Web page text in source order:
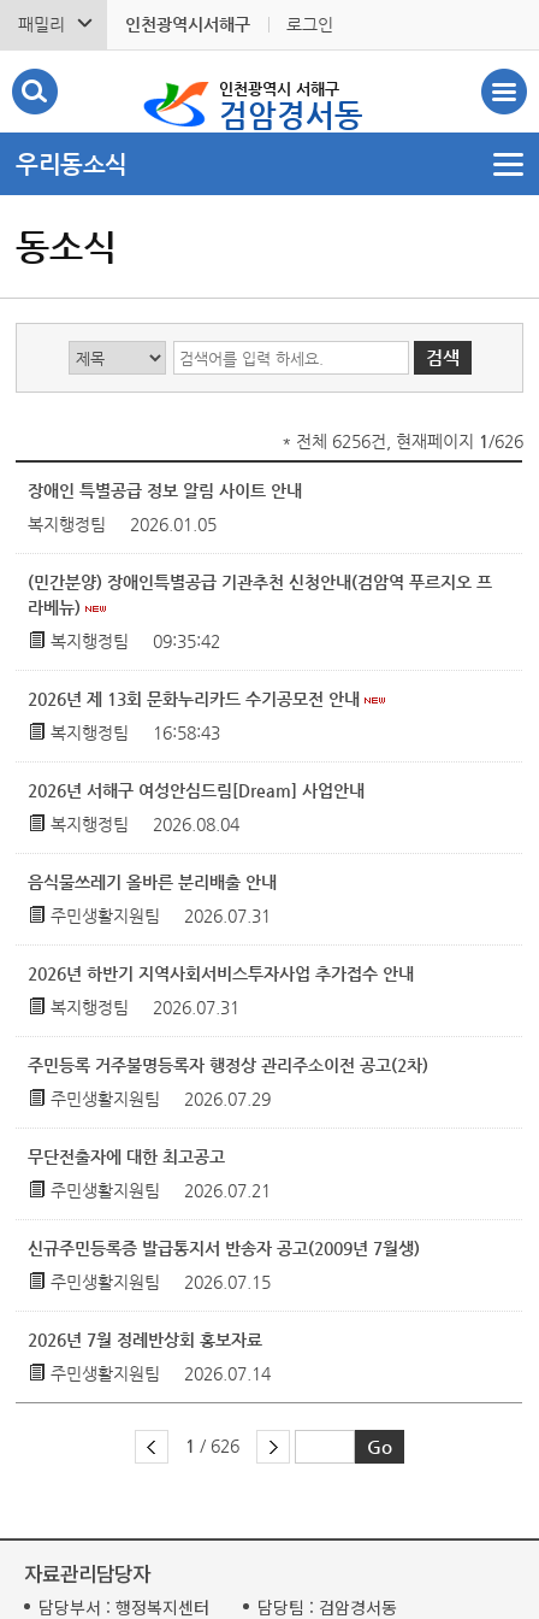
패밀리 인천광역시서해구 로그인
인천광역시 서해구
검암경서동
우리동소식
동소식
* 전체 6256건, 현재페이지 1/626
장애인 특별공급 정보 알림 사이트 안내
복지행정팀
2026.01.05
(민간분양) 장애인특별공급 기관추천 신청안내(검암역 푸르지오 프
라베뉴)
복지행정팀
09:35:42
2026년 제 13회 문화누리카드 수기공모전 안내
복지행정팀
16:58:43
2026년 서해구 여성안심드림[Dream] 사업안내
복지행정팀
2026.08.04
음식물쓰레기 올바른 분리배출 안내
주민생활지원팀
2026.07.31
2026년 하반기 지역사회서비스투자사업 추가접수 안내
복지행정팀
2026.07.31
주민등록 거주불명등록자 행정상 관리주소이전 공고(2차)
주민생활지원팀
2026.07.29
무단전출자에 대한 최고공고
주민생활지원팀
2026.07.21
신규주민등록증 발급통지서 반송자 공고(2009년 7월생)
주민생활지원팀
2026.07.15
2026년 7월 정례반상회 홍보자료
주민생활지원팀
2026.07.14
1 / 626
자료관리담당자
담당부서 : 행정복지센터 담당팀 : 검암경서동